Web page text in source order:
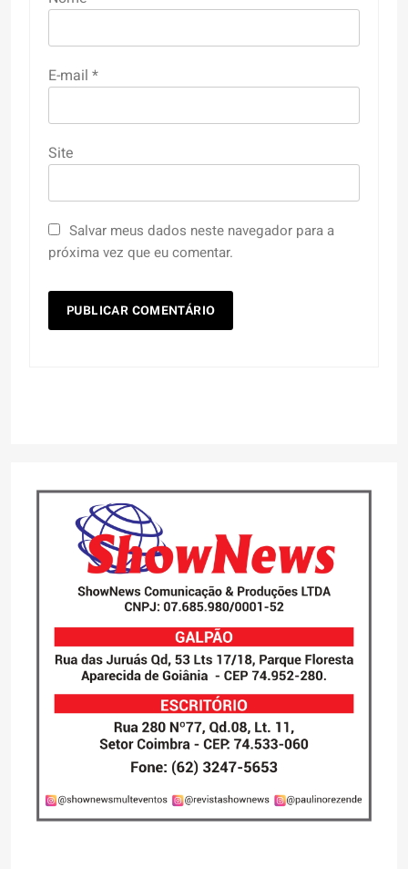
E-mail *
Site
Salvar meus dados neste navegador para a
próxima vez que eu comentar.